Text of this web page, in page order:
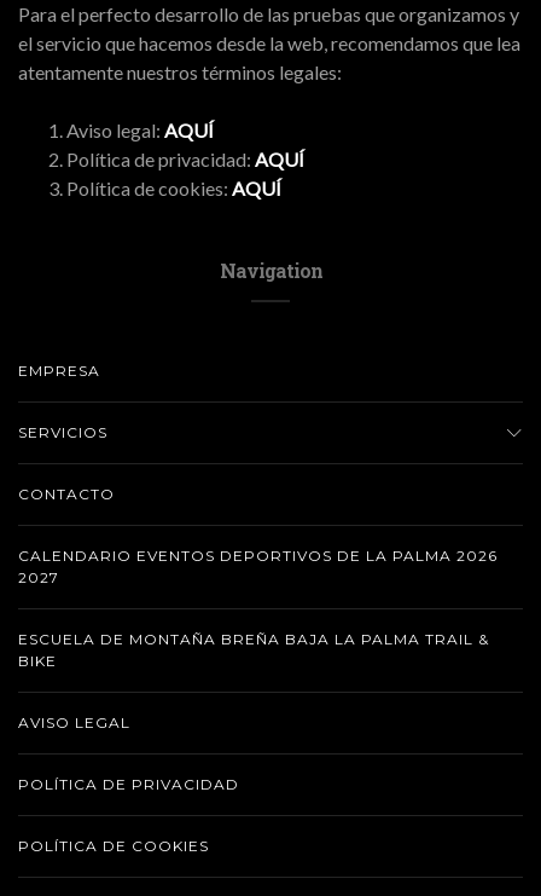
Para el perfecto desarrollo de las pruebas que organizamos y
el servicio que hacemos desde la web, recomendamos que lea
atentamente nuestros términos legales:
Aviso legal: AQUÍ
Política de privacidad: AQUÍ
Política de cookies: AQUÍ
Navigation
EMPRESA
SERVICIOS
CONTACTO
CALENDARIO EVENTOS DEPORTIVOS DE LA PALMA 2026
2027
ESCUELA DE MONTAÑA BREÑA BAJA LA PALMA TRAIL &
BIKE
AVISO LEGAL
POLÍTICA DE PRIVACIDAD
POLÍTICA DE COOKIES